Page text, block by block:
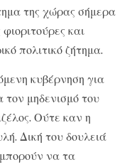
της χώρας σήμερα
και
πολιτικό ζήτημα.
κυβέρνηση για
μηδενισμό του
Ούτε καν η
Δική του δουλειά
να τα